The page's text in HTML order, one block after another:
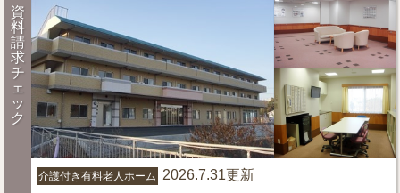
資
料
請
求
チ
ェ
ッ
ク
介護付き有料老人ホーム 2026.7.31更新